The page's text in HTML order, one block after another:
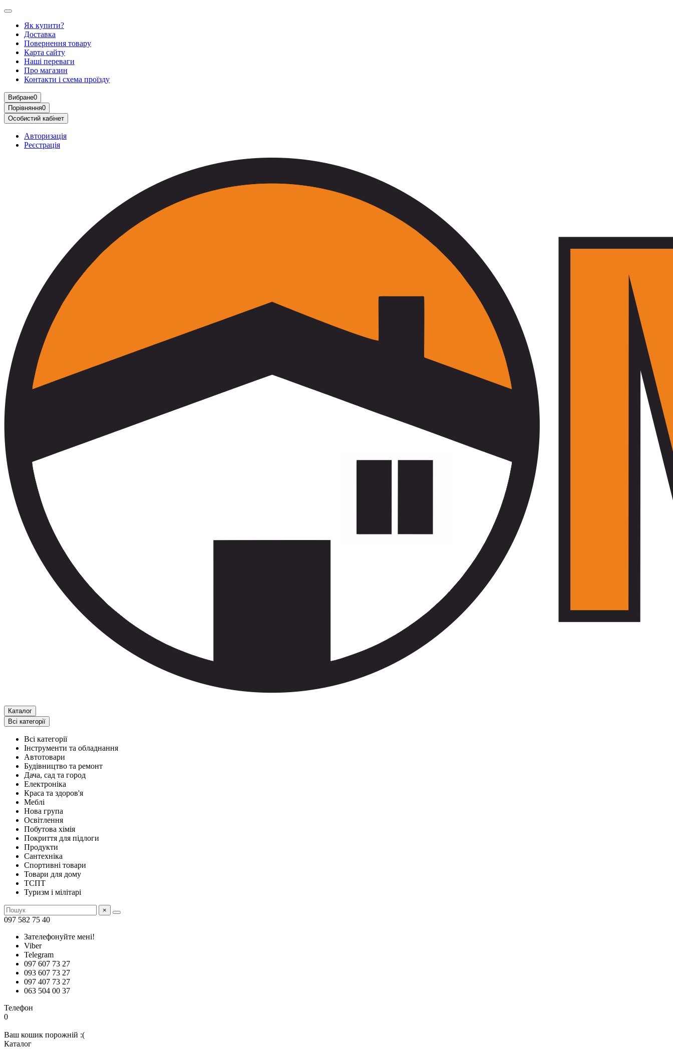
Як купити?
Доставка
Повернення товару
Карта сайту
Наші переваги
Про магазин
Контакти і схема проїзду
Вибране0
Порівняння0
Особистий кабінет
Авторизація
Реєстрація
Каталог
Всі категорії
Всі категорії
Інструменти та обладнання
Автотовари
Будівництво та ремонт
Дача, сад та город
Електроніка
Краса та здоров'я
Меблі
Нова група
Освітлення
Побутова хімія
Покриття для підлоги
Продукти
Сантехніка
Спортивні товари
Товари для дому
ТСПТ
Туризм і мілітарі
×
097 582 75 40
Зателефонуйте мені!
Viber
Telegram
097 607 73 27
093 607 73 27
097 407 73 27
063 504 00 37
Телефон
0
Ваш кошик порожній :(
Каталог